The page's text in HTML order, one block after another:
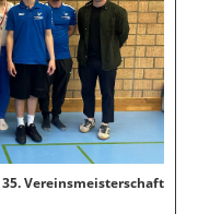
Vereinsmeisterschaft